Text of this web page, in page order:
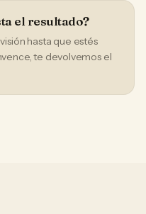
el resultado?
hasta que estés
te devolvemos el